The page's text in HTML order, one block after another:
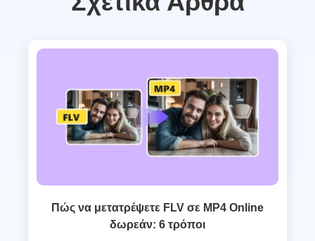
Πώς να μετατρέψετε FLV σε MP4 Online
δωρεάν: 6 τρόποι